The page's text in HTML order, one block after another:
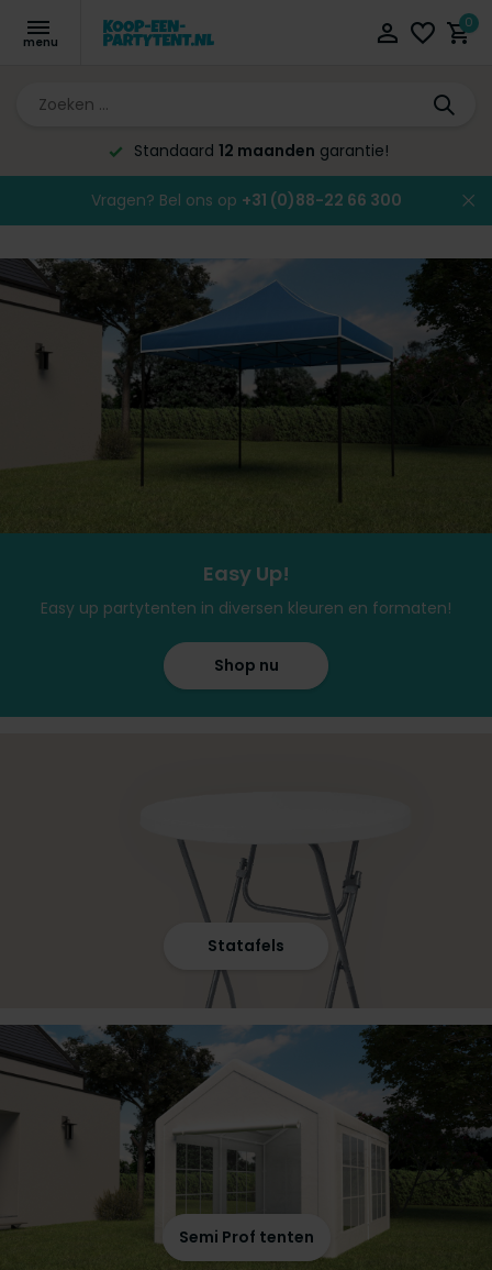
0
Standaard 12 maanden garantie!
Vragen? Bel ons op +31 (0)88-22 66 300
Easy Up!
Easy up partytenten in diversen kleuren en formaten!
Shop nu
Statafels
Semi Prof tenten